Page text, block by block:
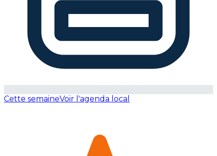
Cette semaineVoir l'agenda local